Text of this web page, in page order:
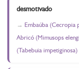
desmotivado
Embaúba (Cecropia
Abricó (Mimusops
(Tabebuia impetiginosa)